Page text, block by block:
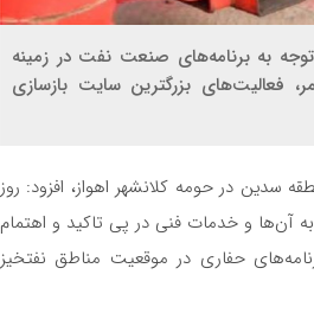
به برنامه‌های صنعت نفت در زمینه
بزرگترین سایت بازسازی
سدین در حومه کلانشهر اهواز، افزود: روز
آن‌ها و خدمات فنی در پی تاکید و اهتمام
حفاری در موقعیت مناطق نفتخیز